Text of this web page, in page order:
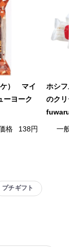
ケ） マイ
ヨーク
格 138円
ホシフ
のクリ
fuwaru
一般
プチギフト